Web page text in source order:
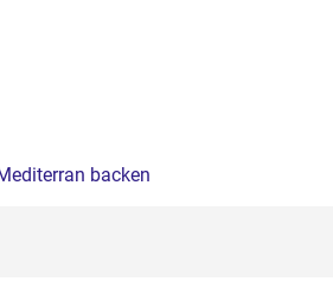
backen